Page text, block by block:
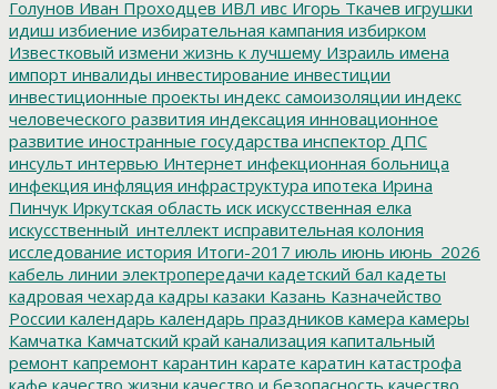
Голунов Иван Проходцев ИВЛ ивс Игорь Ткачев игрушки
идиш избиение избирательная кампания избирком
Известковый измени жизнь к лучшему Израиль имена
импорт инвалиды инвестирование инвестиции
инвестиционные проекты индекс самоизоляции индекс
человеческого развития индексация инновационное
развитие иностранные государства инспектор ДПС
инсульт интервью Интернет инфекционная больница
инфекция инфляция инфраструктура ипотека Ирина
Пинчук Иркутская область иск искусственная елка
искусственный_интеллект исправительная колония
исследование история Итоги-2017 июль июнь июнь_2026
кабель линии электропередачи кадетский бал кадеты
кадровая чехарда кадры казаки Казань Казначейство
России календарь календарь праздников камера камеры
Камчатка Камчатский край канализация капитальный
ремонт капремонт карантин карате каратин катастрофа
кафе качество жизни качество и безопасность качество